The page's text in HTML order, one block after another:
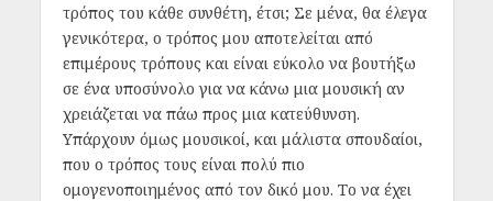
τρόπος του κάθε συνθέτη, έτσι; Σε μένα, θα έλεγα
γενικότερα, ο τρόπος μου αποτελείται από
επιμέρους τρόπους και είναι εύκολο να βουτήξω
σε ένα υποσύνολο για να κάνω μια μουσική αν
χρειάζεται να πάω προς μια κατεύθυνση.
Υπάρχουν όμως μουσικοί, και μάλιστα σπουδαίοι,
που ο τρόπος τους είναι πολύ πιο
ομογενοποιημένος από τον δικό μου. Το να έχει